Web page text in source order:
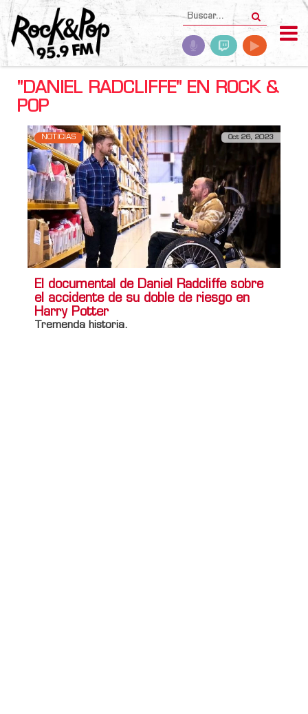
"DANIEL RADCLIFFE" EN ROCK &
POP
NOTICIAS Oct 26, 2023
El documental de Daniel Radcliffe sobre
el accidente de su doble de riesgo en
Harry Potter
Tremenda historia.